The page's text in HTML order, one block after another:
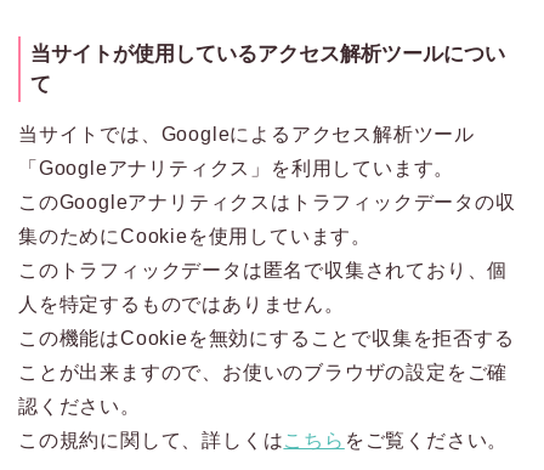
当サイトが使用しているアクセス解析ツールについ
て
当サイトでは、Googleによるアクセス解析ツール
「Googleアナリティクス」を利用しています。
このGoogleアナリティクスはトラフィックデータの収
集のためにCookieを使用しています。
このトラフィックデータは匿名で収集されており、個
人を特定するものではありません。
この機能はCookieを無効にすることで収集を拒否する
ことが出来ますので、お使いのブラウザの設定をご確
認ください。
この規約に関して、詳しくはこちら をご覧ください。